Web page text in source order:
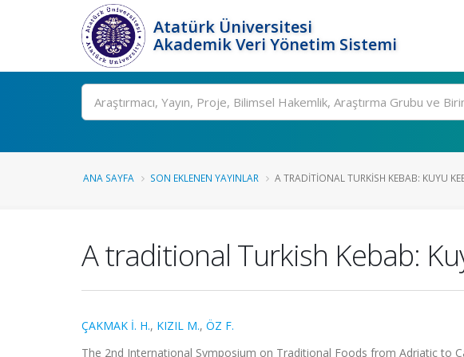
Atatürk Üniversitesi
Akademik Veri Yönetim Sistemi
Ara
ANA SAYFA SON EKLENEN YAYINLAR A TRADITIONAL TURKISH KEBAB: KUYU
A traditional Turkish Kebab:
ÇAKMAK İ. H., KIZIL M., ÖZ F.
The 2nd International Symposium on Traditional Foods from Adriatic to